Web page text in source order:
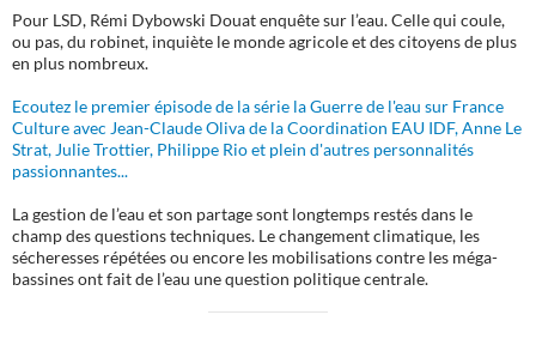
Pour LSD, Rémi Dybowski Douat enquête sur l’eau. Celle qui coule,
ou pas, du robinet, inquiète le monde agricole et des citoyens de plus
en plus nombreux.
Ecoutez le premier épisode de la série la Guerre de l'eau sur France
Culture avec Jean-Claude Oliva de la Coordination EAU IDF, Anne Le
Strat, Julie Trottier, Philippe Rio et plein d'autres personnalités
passionnantes...
La gestion de l’eau et son partage sont longtemps restés dans le
champ des questions techniques. Le changement climatique, les
sécheresses répétées ou encore les mobilisations contre les méga-
bassines ont fait de l’eau une question politique centrale.